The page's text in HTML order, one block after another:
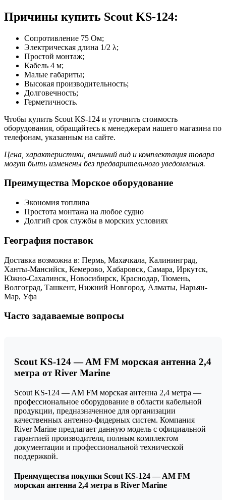
Причины купить Scout KS-124:
Сопротивление 75 Ом;
Электрическая длина 1/2 λ;
Простой монтаж;
Кабель 4 м;
Малые габариты;
Высокая производительность;
Долговечность;
Герметичность.
Чтобы купить Scout KS-124 и уточнить стоимость
оборудования, обращайтесь к менеджерам нашего магазина по
телефонам, указанным на сайте.
Цена, характеристики, внешний вид и комплектация товара
могут быть изменены без предварительного уведомления.
Преимущества Морское оборудование
Экономия топлива
Простота монтажа на любое судно
Долгий срок службы в морских условиях
География поставок
Доставка возможна в: Пермь, Махачкала, Калининград,
Ханты-Мансийск, Кемерово, Хабаровск, Самара, Иркутск,
Южно-Сахалинск, Новосибирск, Краснодар, Тюмень,
Волгоград, Ташкент, Нижний Новгород, Алматы, Нарьян-
Мар, Уфа
Часто задаваемые вопросы
Scout KS-124 — AM FM морская антенна 2,4
метра от River Marine
Scout KS-124 — AM FM морская антенна 2,4 метра —
профессиональное оборудование в области кабельной
продукции, предназначенное для организации
качественных антенно-фидерных систем. Компания
River Marine предлагает данную модель с официальной
гарантией производителя, полным комплектом
документации и профессиональной технической
поддержкой.
Преимущества покупки Scout KS-124 — AM FM
морская антенна 2,4 метра в River Marine